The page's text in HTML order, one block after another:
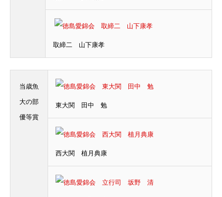
取締二 山下康孝
当歳魚
大の部
優等賞
東大関 田中 勉
西大関 植月典康